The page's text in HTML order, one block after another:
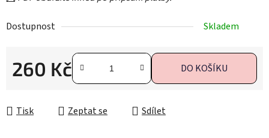
Dostupnost Skladem
260 Kč DO KOŠÍKU
Tisk Zeptat se Sdílet